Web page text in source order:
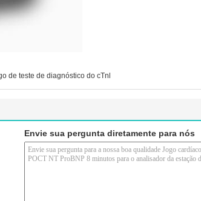
de teste de diagnóstico do cTnl
Envie sua pergunta diretamente para nós